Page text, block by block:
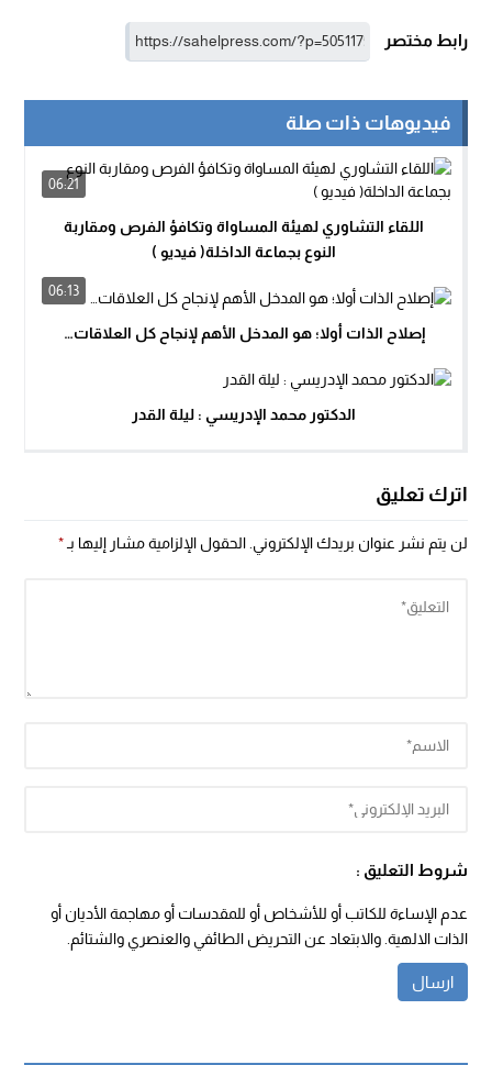
رابط مختصر
فيديوهات ذات صلة
06:21
اللقاء التشاوري لهيئة المساواة وتكافؤ الفرص ومقاربة
النوع بجماعة الداخلة( فيديو )
06:13
إصلاح الذات أولا؛ هو المدخل الأهم لإنجاح كل العلاقات…
الدكتور محمد الإدريسي : ليلة القدر
اترك تعليق
لن يتم نشر عنوان بريدك الإلكتروني. الحقول الإلزامية مشار إليها بـ*
شروط التعليق :
عدم الإساءة للكاتب أو للأشخاص أو للمقدسات أو مهاجمة الأديان أو
الذات الالهية. والابتعاد عن التحريض الطائفي والعنصري والشتائم.